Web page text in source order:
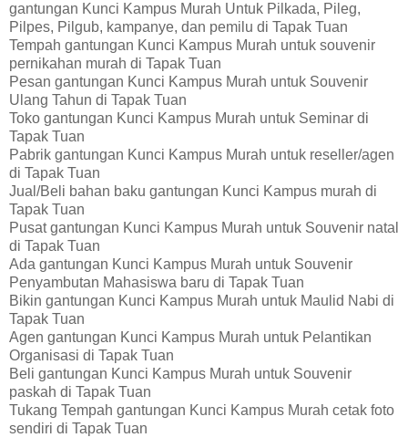
gantungan Kunci Kampus Murah Untuk Pilkada, Pileg,
Pilpes, Pilgub, kampanye, dan pemilu di Tapak Tuan
Tempah gantungan Kunci Kampus Murah untuk souvenir
pernikahan murah di Tapak Tuan
Pesan gantungan Kunci Kampus Murah untuk Souvenir
Ulang Tahun di Tapak Tuan
Toko gantungan Kunci Kampus Murah untuk Seminar di
Tapak Tuan
Pabrik gantungan Kunci Kampus Murah untuk reseller/agen
di Tapak Tuan
Jual/Beli bahan baku gantungan Kunci Kampus murah di
Tapak Tuan
Pusat gantungan Kunci Kampus Murah untuk Souvenir natal
di Tapak Tuan
Ada gantungan Kunci Kampus Murah untuk Souvenir
Penyambutan Mahasiswa baru di Tapak Tuan
Bikin gantungan Kunci Kampus Murah untuk Maulid Nabi di
Tapak Tuan
Agen gantungan Kunci Kampus Murah untuk Pelantikan
Organisasi di Tapak Tuan
Beli gantungan Kunci Kampus Murah untuk Souvenir
paskah di Tapak Tuan
Tukang Tempah gantungan Kunci Kampus Murah cetak foto
sendiri di Tapak Tuan